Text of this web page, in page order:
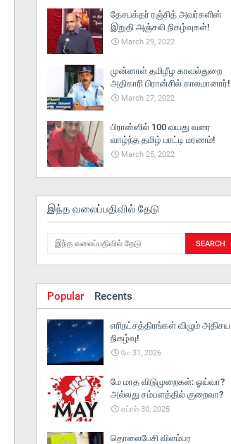
தேசபக்தர் ரஞ்சித் அவர்களின்
இறுதி அஞ்சலி நிகழ்வுகள்!
March 29, 2022
முன்னாள் தமிழீழ காவல்துறை
அதிகாரி பிரான்சில் காலமானார்!
March 27, 2022
பிரான்ஸில் 100 வயது வரை
வாழ்ந்த தமிழ் பாட்டி மரணம்!
March 25, 2022
இந்த வலைப்பதிவில் தேடு
Popular Recents
எரிநட்சத்திரங்கள் விழும் அதிசய
நிகழ்வு!
மே 31, 2026
மே மாத விடுமுறைகள்: ஓய்வா?
அல்லது சம்பளத்தில் குறைவா?
ஏப்ரல் 30, 2025
தொலைபேசி விளம்பர